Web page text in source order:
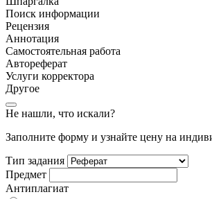
Поиск информации
Рецензия
Аннотация
Самостоятельная работа
Автореферат
Услуги корректора
Другое
Не нашли, что искали?
Заполните форму и узнайте цену на
Тип задания
Предмет
Антиплагиат